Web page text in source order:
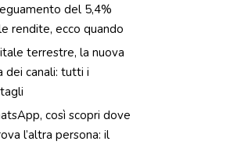
del 5,4%
rendite, ecco quando
terrestre, la nuova
dei canali: tutti i
così scopri dove
l’altra persona: il